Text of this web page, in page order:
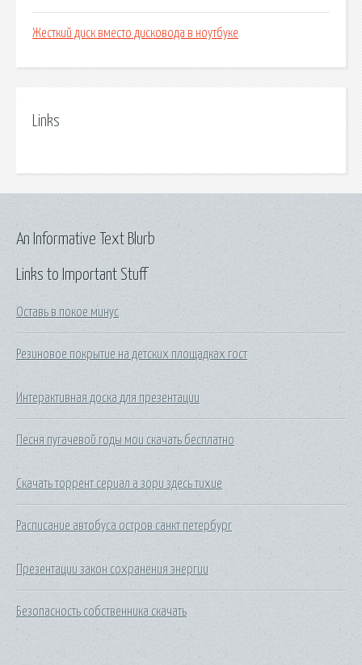
Жесткий диск вместо дисковода в ноутбуке
Links
Links to Important Stuff
Оставь в покое минус
Резиновое покрытие на детских площадках гост
Интерактивная доска для презентации
Песня пугачевой годы мои скачать бесплатно
Скачать торрент сериал а зори здесь тихие
Расписание автобуса остров санкт петербург
Презентации закон сохранения энергии
Безопасность собственника скачать
An Informative Text Blurb